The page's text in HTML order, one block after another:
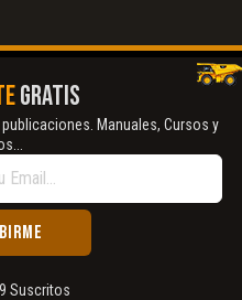
GRATIS
Manuales, Cursos y
Suscritos